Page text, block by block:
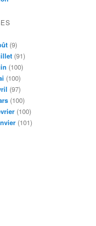
(9)
(91)
(100)
(100)
(97)
(100)
(100)
(101)